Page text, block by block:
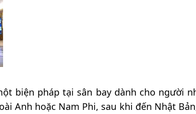
biện pháp tại sân bay dành cho người
Anh hoặc Nam Phi, sau khi đến Nhật